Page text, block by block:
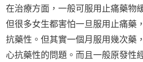
在治療方面，一般可服用止痛藥物
但很多女生都害怕一旦服用止痛藥
抗藥性。但其實一個月服用幾次藥
心抗藥性的問題。而且一般原發性